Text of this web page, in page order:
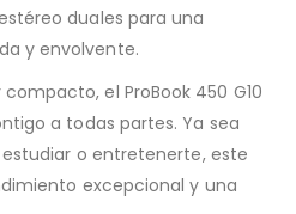
duales para una
y envolvente.
el ProBook 450 G10
a todas partes. Ya sea
o entretenerte, este
excepcional y una